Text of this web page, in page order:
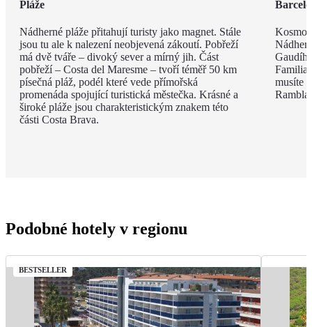
Pláže
Nádherné pláže přitahují turisty jako magnet. Stále
jsou tu ale k nalezení neobjevená zákoutí. Pobřeží
má dvě tváře – divoký sever a mírný jih. Část
pobřeží – Costa del Maresme – tvoří téměř 50 km
písečná pláž, podél které vede přímořská
promenáda spojující turistická městečka. Krásné a
široké pláže jsou charakteristickým znakem této
části Costa Brava.
Familia
musíte
Podobné hotely v regionu
BESTSELLER